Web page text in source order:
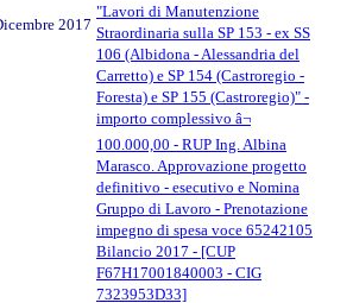
2017
"Lavori di Manutenzione
Straordinaria sulla SP 153 - ex SS
106 (Albidona - Alessandria del
Carretto) e SP 154 (Castroregio -
Foresta) e SP 155 (Castroregio)" -
importo complessivo â¬
100.000,00 - RUP Ing. Albina
Marasco. Approvazione progetto
definitivo - esecutivo e Nomina
Gruppo di Lavoro - Prenotazione
impegno di spesa voce 65242105
Bilancio 2017 - [CUP
F67H17001840003 - CIG
7323953D33]